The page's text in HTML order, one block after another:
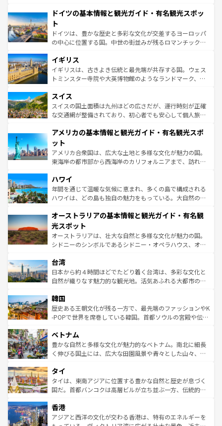
せる。地方によって風土や気候が異なるスペインはその個
ンテンツ一覧 を参照してほしい。
で、幅広い魅力が詰まっている。華麗な宮殿、歴史的な大
聖堂、美しいビーチ、そして豊かな自然が、訪れる者を心
から魅了する。また、フランスは美食の国としても知ら
れ、フランス料理はユネスコ無形文化遺産にも登録されて
香り高いラベンダー畑など、多彩な楽しみ方が可能だ。さ
らに、パリ以外の地域にも魅力が溢れており、どの街角に
も豊かな歴史と文化が息づいている。パリ以外の個性あふ
を参照してほしい。
ドイツの基本情報と観光ガイド・有名観光スポッ
ト
ドイツは、豊かな歴史と多彩な文化が交差するヨーロッパ
の中心に位置する国。中世の街並みが残るロマンチック街
顔を持つこの国は、どこを歩いても飽きることがない。ベ
ルリンの文化的活気、バイエルン州のアルプスの絶景、そ
してライン川沿いのワイン畑といった風景は必見。ビール
は、お酒好きな人にはぜひ体験してほしい。 なお、新着の
ドイツ情報はコンテンツ一覧を参照してほしい。
イギリス
イギリスは、古きよき伝統と最先端が共存する国。ウェス
トミンスター寺院や大英博物館のようなランドマーク、歴
リアごとに異なる魅力がある。また、優雅なアフタヌーン
ティー、ビール好きにはたまらない英国パブ、サッカー観
戦など、本場だからこそできる体験も豊富。イギリスを旅
ンツ一覧を参照してほしい。
スイス
スイスの国土面積は九州ほどの広さだが、運行時刻が正確
な交通網が整備されており、初心者でも安心して個人旅行
の建物がそのまま残る町や、スイスならではのユニークな
博物館もあり、アルプス観光だけでなく町歩きも満喫する
ことができる。国民の所得が高いため物価も高いが、旅行
者向けの交通パス提供のサービスもあり、うまく活用すれ
着のスイス情報は
アメリカの基本情報と観光ガイド・有名観光スポ
ット
アメリカ合衆国は、広大な土地と多様な文化が魅力の国。
東海岸の都市部から西海岸のカリフォルニアまで、訪れる
のような巨大都市は、観光、ショッピング、エンターテイ
ンメントが詰まった刺激的なスポットだ。一方、アメリカ
西部には大自然が広がり、グランドキャニオンやイエロー
部のニューオーリンズでは、音楽と美食が融合した独特の
文化が魅力。旅行者はアメリカの各地域で異なる魅力を楽
しみながら、その多様性と豊かな歴史を感じることができ
るだろう。車でのロードトリップや列車の旅も、アメリカ
情報は
ハワイ
年間を通じて温暖な気候に恵まれ、多くの島で構成される
ハワイは、どの島も独自の魅力をもっている。大自然の神
ワイ島は見逃せない。また、定番の観光地といえばオアフ
島だが、静かな自然を求めるならマウイ島やカウアイ島が
おすすめ。エメラルドグリーンに輝く海をはじめ、豊かな
文化や歴史が息づいている。「アロハスピリット」と呼ば
人々、おいしいローカルフードやハワイアンミュージッ
ク、伝統的なフラダンスなど、すべてがハワイの魅力を彩
っている。訪れるたびに新しい発見と感動が待っているハ
はコンテンツ一覧
オーストラリアの基本情報と観光ガイド・有名観
光スポット
オーストラリアは、壮大な自然と多様な文化が魅力の国。
シドニーのシンボルであるシドニー・オペラハウス、オー
リアリーフや大陸中央部にそびえるウルル（エアーズロッ
ク）、タスマニアの美しい原生林やケアンズの熱帯雨林な
ど、見どころがたくさん。また、カフェやワイン、オージ
いる。アクティビティも充実しており、サーフィンやダイ
ビング、ハイキングなど、アウトドア好きにはたまらな
い。オーストラリアの多彩な魅力を存分に味わいつくそ
参照してほしい。
台湾
日本から約４時間ほどでたどり着く台湾は、多彩な文化と
自然が織りなす魅力的な観光地。活気あふれる大都市の台
ン）、静ひつな山岳地帯である台湾東部など、都市の喧騒
と山間の静けさが共存しており、訪れる人に新しい発見と
驚きをもたらしてくれる。また、奥深い台湾の食文化も魅
容にもいいと評判のスイーツなど、バラエティ豊かな料理
が味わえる。 なお、新着の台湾情報は コンテンツ一覧を参
照してほしい。
韓国
歴史ある王朝文化が残る一方で、最先端のファッションやK
-POPで世界を席巻している韓国。首都ソウルの宮殿や伝統
き、地方に足を延ばせば四季折々の自然美を楽しむことが
できる。そして、キムチや焼肉、絶品のストリートフード
まで、さまざまな韓国料理が待っている。夜には、韓国な
リティに包まれながら、韓国の多彩な魅力を心ゆくまで味
わってみてほしい。 なお、新着の韓国情報はコンテンツ一
覧を参照してほしい。
ベトナム
豊かな自然と多様な文化が魅力的なベトナム。南北に細長
く伸びる国土には、広大な田園風景や青々とした山々、世
急速な発展と共に伝統が息づく。ハノイの古い町並みやホ
ーチミン市のフランス統治時代の建物も、独特の雰囲気を
醸し出している。また、バラエティの豊かさとおいしさで
とつ。フォーやバインミー、ベトナムコーヒーなどは、ぜ
ひ現地で味わいたい。どの地域を訪れてもあたたかい人々
タイ
タイは、東南アジアに位置する豊かな自然と歴史が息づく
国だ。首都バンコクは高層ビルが立ち並ぶ一方、伝統的な
の活気が交差している。北部ではチェンマイなどの山岳地
帯で自然と触れ合い、南部ではプーケットやクラビの美し
香港
アジアと西洋の文化が交わる香港は、特有のエネルギーを